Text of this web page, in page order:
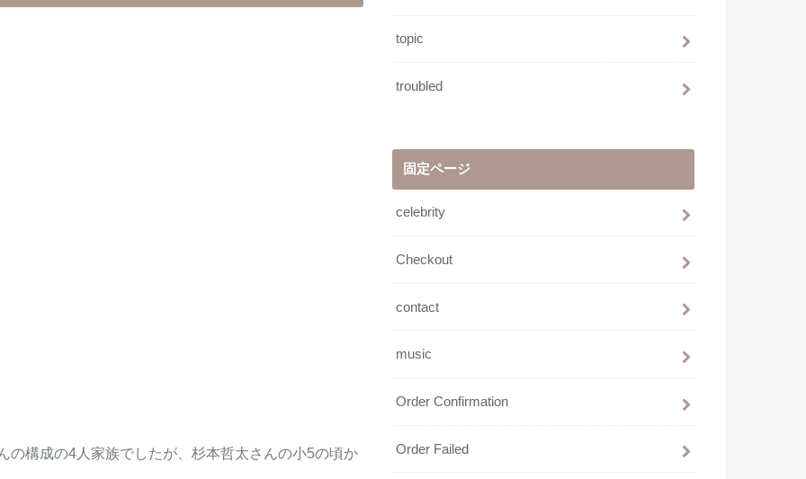
の構成の4人家族でしたが、杉本哲太さんの小5の頃か
topic
troubled
固定ページ
celebrity
Checkout
contact
music
Order Confirmation
Order Failed